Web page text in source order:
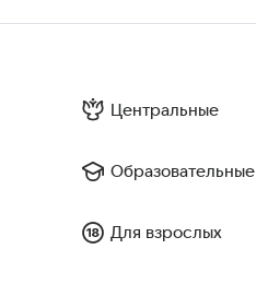
Центральные
Образовательные
Для взрослых